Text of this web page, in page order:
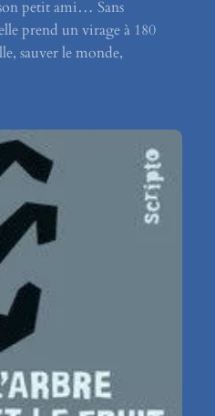
petit ami… Sans
prend un virage à 180
sauver le monde,